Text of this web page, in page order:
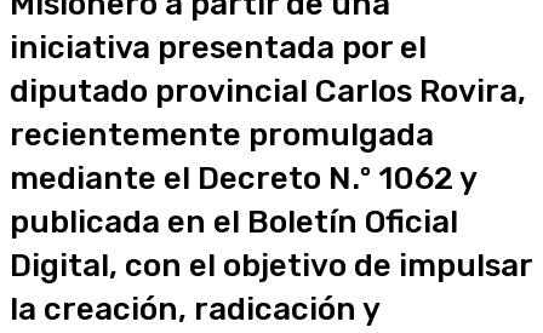
iniciativa presentada por el
diputado provincial Carlos Rovira,
recientemente promulgada
mediante el Decreto N.º 1062 y
publicada en el Boletín Oficial
Digital, con el objetivo de impulsar
la creación, radicación y